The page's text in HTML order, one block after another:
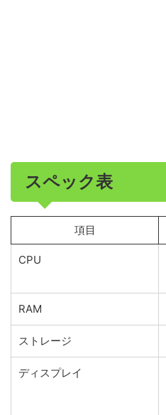
スペック表
項目
CPU
RAM
ストレージ
ディスプレイ